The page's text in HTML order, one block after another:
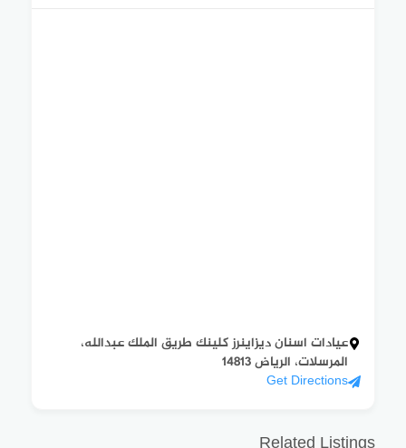
عيادات اسنان ديزاينرز كلينك طريق الملك عبدالله،
المرسلات، الرياض 14813
Get Directions